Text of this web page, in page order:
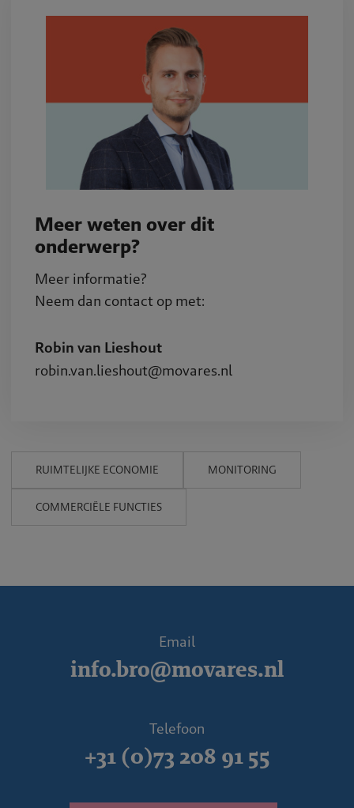
Meer weten over dit
onderwerp?
Meer informatie?
Neem dan contact op met:
Robin van Lieshout
robin.van.lieshout@movares.nl
RUIMTELIJKE ECONOMIE MONITORING
COMMERCIËLE FUNCTIES
Email
info.bro@movares.nl
Telefoon
+31 (0)73 208 91 55